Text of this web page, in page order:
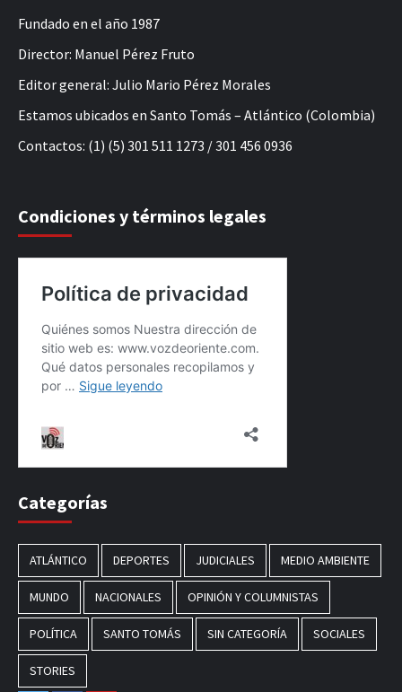
Fundado en el año 1987
Director: Manuel Pérez Fruto
Editor general: Julio Mario Pérez Morales
Estamos ubicados en Santo Tomás – Atlántico (Colombia)
Contactos: (1) (5) 301 511 1273 / 301 456 0936
Condiciones y términos legales
Categorías
ATLÁNTICO DEPORTES JUDICIALES MEDIO AMBIENTE
MUNDO NACIONALES OPINIÓN Y COLUMNISTAS
POLÍTICA SANTO TOMÁS SIN CATEGORÍA SOCIALES
STORIES